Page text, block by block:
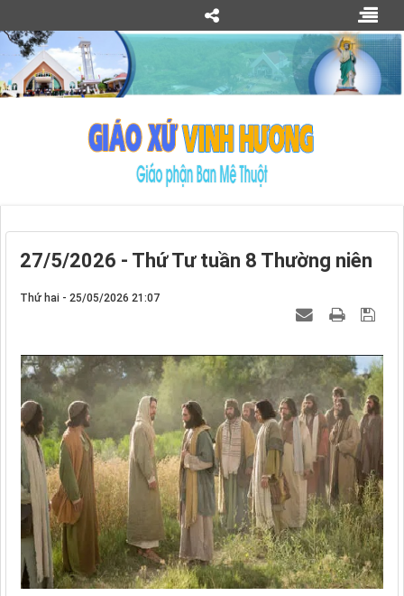
27/5/2026 - Thứ Tư tuần 8 Thường niên
Thứ hai - 25/05/2026 21:07